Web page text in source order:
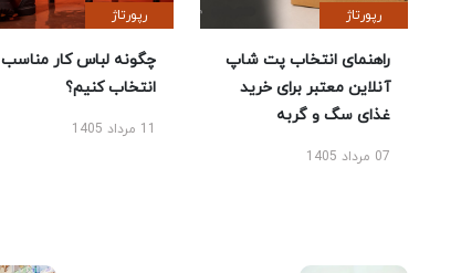
رپورتاژ
راهنمای انتخاب پت شاپ
آنلاین معتبر برای خرید
غذای سگ و گربه
07 مرداد 1405
رپورتاژ
چگونه لباس کار مناسب
انتخاب کنیم؟
11 مرداد 1405